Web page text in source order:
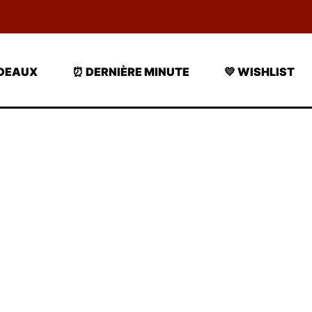
⏰ DERNIÈRE MINUTE 💛 WISHLIST